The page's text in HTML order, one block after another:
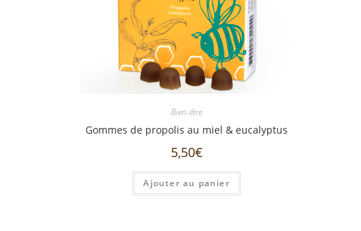
Bien-être
Gommes de propolis au miel & eucalyptus
5,50€
Ajouter au panier